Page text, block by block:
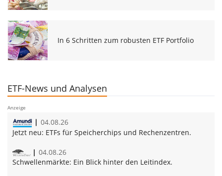
In 6 Schritten zum robusten ETF Portfolio
ETF-News und Analysen
Anzeige
04.08.26
Jetzt neu: ETFs für Speicherchips und Rechenzentren.
04.08.26
Schwellenmärkte: Ein Blick hinter den Leitindex.